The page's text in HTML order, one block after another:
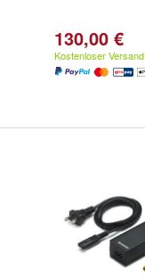
130,00 €
Kostenloser Versand